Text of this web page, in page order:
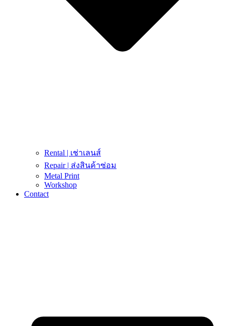
Rental | เช่าเลนส์
Repair | ส่งสินค้าซ่อม
Metal Print
Workshop
Contact